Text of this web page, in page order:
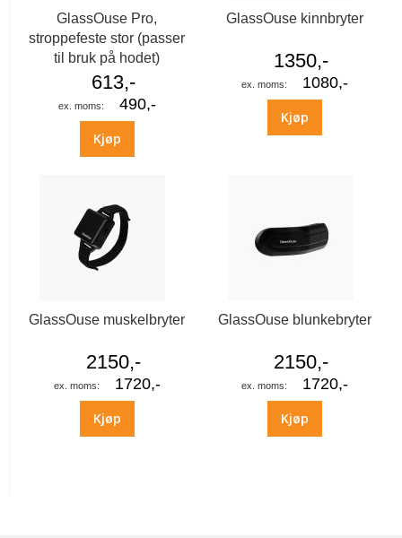
GlassOuse Pro,
stroppefeste stor (passer
til bruk på hodet)
613,-
490,-
Kjøp
GlassOuse kinnbryter
1350,-
1080,-
Kjøp
GlassOuse muskelbryter
2150,-
1720,-
Kjøp
GlassOuse blunkebryter
2150,-
1720,-
Kjøp